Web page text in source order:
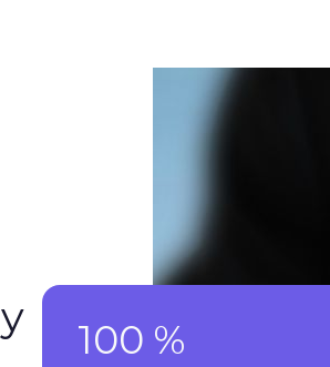
100 %